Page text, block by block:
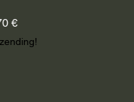
€Prix
promotionnel